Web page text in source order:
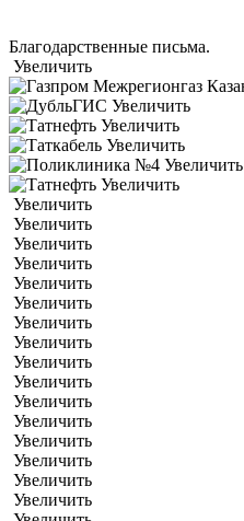
Благодарственные письма.
Увеличить
Увеличить
Увеличить
Увеличить
Увеличить
Увеличить
Увеличить
Увеличить
Увеличить
Увеличить
Увеличить
Увеличить
Увеличить
Увеличить
Увеличить
Увеличить
Увеличить
Увеличить
Увеличить
Увеличить
Увеличить
Увеличить